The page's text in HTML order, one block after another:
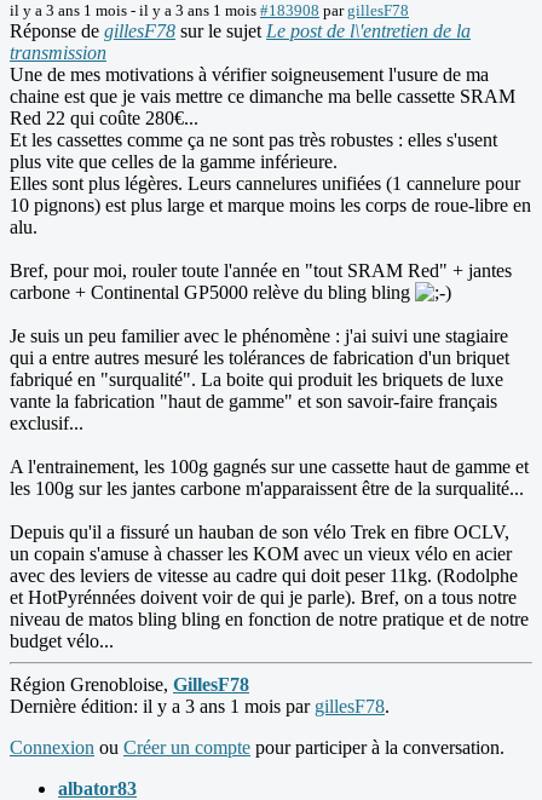
il y a 3 ans 1 mois - il y a 3 ans 1 mois #183908 pargillesF78
Réponse de gillesF78 sur le sujet Le post de l\'entretien de la
transmission
Une de mes motivations à vérifier soigneusement l'usure de ma
chaine est que je vais mettre ce dimanche ma belle cassette SRAM
Red 22 qui coûte 280€...
Et les cassettes comme ça ne sont pas très robustes : elles s'usent
plus vite que celles de la gamme inférieure.
Elles sont plus légères. Leurs cannelures unifiées (1 cannelure pour
10 pignons) est plus large et marque moins les corps de roue-libre en
alu.
Bref, pour moi, rouler toute l'année en "tout SRAM Red" + jantes
carbone + Continental GP5000 relève du bling bling
Je suis un peu familier avec le phénomène : j'ai suivi une stagiaire
qui a entre autres mesuré les tolérances de fabrication d'un briquet
fabriqué en "surqualité". La boite qui produit les briquets de luxe
vante la fabrication "haut de gamme" et son savoir-faire français
exclusif...
A l'entrainement, les 100g gagnés sur une cassette haut de gamme et
les 100g sur les jantes carbone m'apparaissent être de la surqualité...
Depuis qu'il a fissuré un hauban de son vélo Trek en fibre OCLV,
un copain s'amuse à chasser les KOM avec un vieux vélo en acier
avec des leviers de vitesse au cadre qui doit peser 11kg. (Rodolphe
et HotPyrénnées doivent voir de qui je parle). Bref, on a tous notre
niveau de matos bling bling en fonction de notre pratique et de notre
budget vélo...
Région Grenobloise, GillesF78
Dernière édition: il y a 3 ans 1 mois par gillesF78.
Connexion ou Créer un compte pour participer à la conversation.
albator83